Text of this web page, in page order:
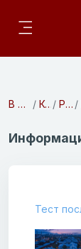
В начало Курсы Разное
Тест